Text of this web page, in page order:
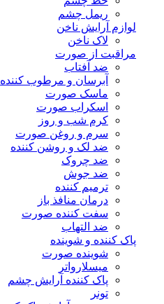
ریمل چشم
لوازم آرایش ناخن
لاک ناخن
مراقبت از صورت
ضد آفتاب
آبرسان و مرطوب کننده
ماسک صورت
اسکراب صورت
کرم شب و روز
سرم و روغن صورت
ضد لک و روشن کننده
ضد چروک
ضد جوش
ترمیم کننده
درمان منافذ باز
سفت کننده صورت
ضد التهاب
پاک کننده و شوینده
شوینده صورت
میسلارواتر
پاک کننده آرایش چشم
تونر